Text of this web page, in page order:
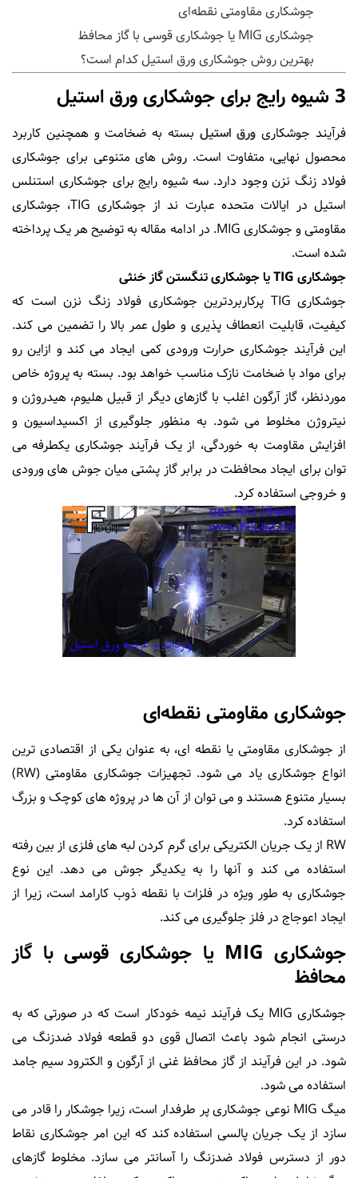
جوشکاری مقاومتی نقطه‌ای
جوشکاری MIG یا جوشکاری قوسی با گاز محافظ
بهترین روش جوشکاری ورق استیل کدام است؟
3 شیوه رایج برای جوشکاری ورق استیل
فرﺁیند جوشکاری ورق استیل بسته به ضخامت و همچنین کاربرد
محصول نهایی، متفاوت است. روش های متنوعی برای جوشکاری
فولاد زنگ نزن وجود دارد. سه شیوه رایج برای جوشکاری استنلس
استیل در ایالات متحده عبارت ند از جوشکاری TIG، جوشکاری
مقاومتی و جوشکاری MIG. در ادامه مقاله به توضیح هر یک پرداخته
شده است.
جوشکاری TIG یا جوشکاری تنگستن گاز خنثی
جوشکاری TIG پرکاربردترین جوشکاری فولاد زنگ نزن است که
کیفیت، قابلیت انعطاف پذیری و طول عمر بالا را تضمین می کند.
این فرﺁیند جوشکاری حرارت ورودی کمی ایجاد می کند و ازاین رو
برای مواد با ضخامت نازک مناسب خواهد بود. بسته به پروژه خاص
موردنظر، گاز ﺁرگون اغلب با گازهای دیگر از قبیل هلیوم، هیدروژن و
نیتروژن مخلوط می شود. به منظور جلوگیری از اکسیداسیون و
افزایش مقاومت به خوردگی، از یک فرﺁیند جوشکاری یکطرفه می
توان برای ایجاد محافظت در برابر گاز پشتی میان جوش های ورودی
و خروجی استفاده کرد.
جوشکاری مقاومتی نقطه‌ای
از جوشکاری مقاومتی یا نقطه ای، به عنوان یکی از اقتصادی ترین
انواع جوشکاری یاد می شود. تجهیزات جوشکاری مقاومتی (RW)
بسیار متنوع هستند و می توان از آن ها در پروژه های کوچک و بزرگ
استفاده کرد.
RW از یک جریان الکتریکی برای گرم کردن لبه های فلزی از بین رفته
استفاده می کند و ﺁنها را به یکدیگر جوش می دهد. این نوع
جوشکاری به طور ویژه در فلزات با نقطه ذوب کارامد است، زیرا از
ایجاد اعوجاج در فلز جلوگیری می کند.
جوشکاری MIG یا جوشکاری قوسی با گاز
محافظ
جوشکاری MIG یک فرﺁیند نیمه خودکار است که در صورتی که به
درستی انجام شود باعث اتصال قوی دو قطعه فولاد ضدزنگ می
شود. در این فرﺁیند از گاز محافظ غنی از ﺁرگون و الکترود سیم جامد
استفاده می شود.
میگ MIG نوعی جوشکاری پر طرفدار است، زیرا جوشکار را قادر می
سازد از یک جریان پالسی استفاده کند که این امر جوشکاری نقاط
دور از دسترس فولاد ضدزنگ را ﺁسانتر می سازد. مخلوط گازهای